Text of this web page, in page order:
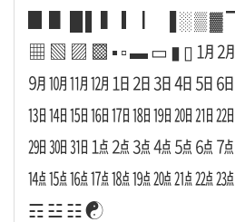
▦▧▨▩▪▫▬▭▮▯㋀㋁
㋈㋉㋊㋋㏠㏡㏢㏣㏤
㏬㏭㏮㏯㏰㏱㏲㏳㏴
㏼㏽㏾㍙㍚㍛㍜㍝㍞
㍦㍧㍨㍩㍪㍫㍬㍭
☶☳☷☯